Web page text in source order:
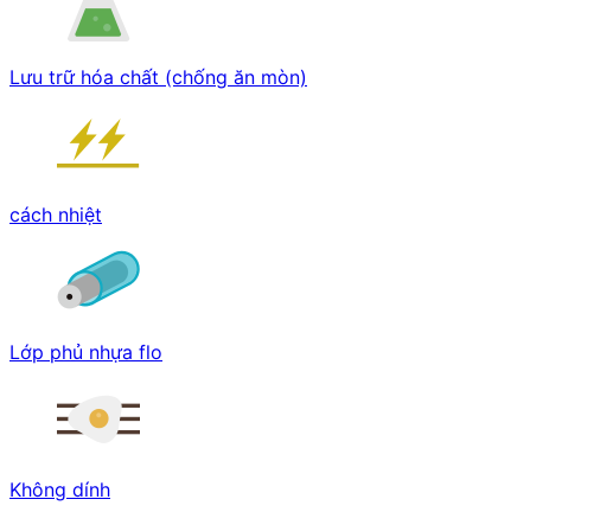
Lưu trữ hóa chất (chống ăn mòn)
cách nhiệt
Lớp phủ nhựa flo
Không dính